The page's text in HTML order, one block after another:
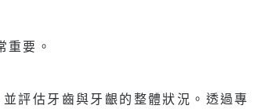
重要。
評估牙齒與牙齦的整體狀況。透過專